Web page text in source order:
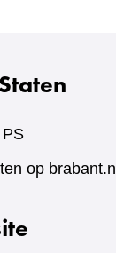
op brabant.nl